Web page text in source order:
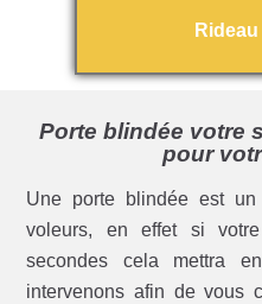
Porte blindée votre
pour
Une porte blindée est
voleurs, en effet si
secondes cela mettra
intervenons afin de vous